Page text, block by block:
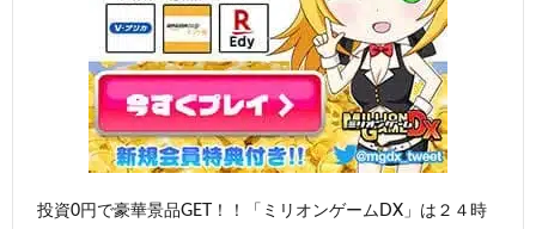
投資0円で豪華景品GET！！「ミリオンゲームDX」は２４時